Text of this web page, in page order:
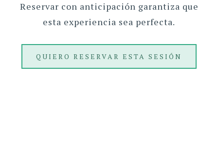
Reservar con anticipación garantiza que
esta experiencia sea perfecta.
QUIERO RESERVAR ESTA SESIÓN